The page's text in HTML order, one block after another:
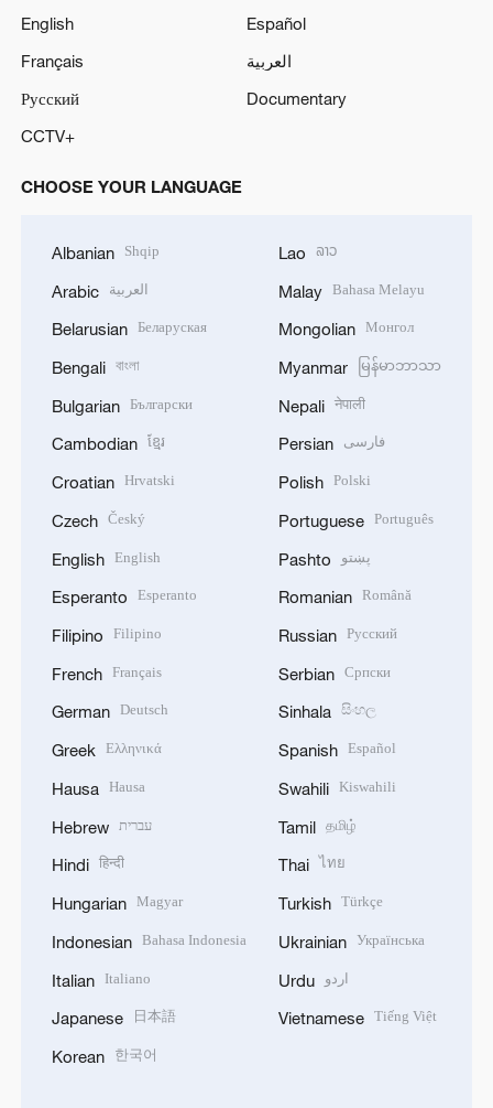
English
Español
Français
العربية
Русский
Documentary
CCTV+
CHOOSE YOUR LANGUAGE
Albanian Shqip
Arabic العربية
Belarusian Беларуская
Bengali বাংলা
Bulgarian Български
Cambodian ខ្មែរ
Croatian Hrvatski
Czech Český
English English
Esperanto Esperanto
Filipino Filipino
French Français
German Deutsch
Greek Ελληνικά
Hausa Hausa
Hebrew עברית
Hindi हिन्दी
Hungarian Magyar
Indonesian Bahasa Indonesia
Italian Italiano
Japanese 日本語
Korean 한국어
Lao ລາວ
Malay Bahasa Melayu
Mongolian Монгол
Myanmar မြန်မာဘာသာ
Nepali नेपाली
Persian فارسی
Polish Polski
Portuguese Português
Pashto پښتو
Romanian Română
Russian Русский
Serbian Српски
Sinhala සිංහල
Spanish Español
Swahili Kiswahili
Tamil தமிழ்
Thai ไทย
Turkish Türkçe
Ukrainian Українська
Urdu اردو
Vietnamese Tiếng Việt